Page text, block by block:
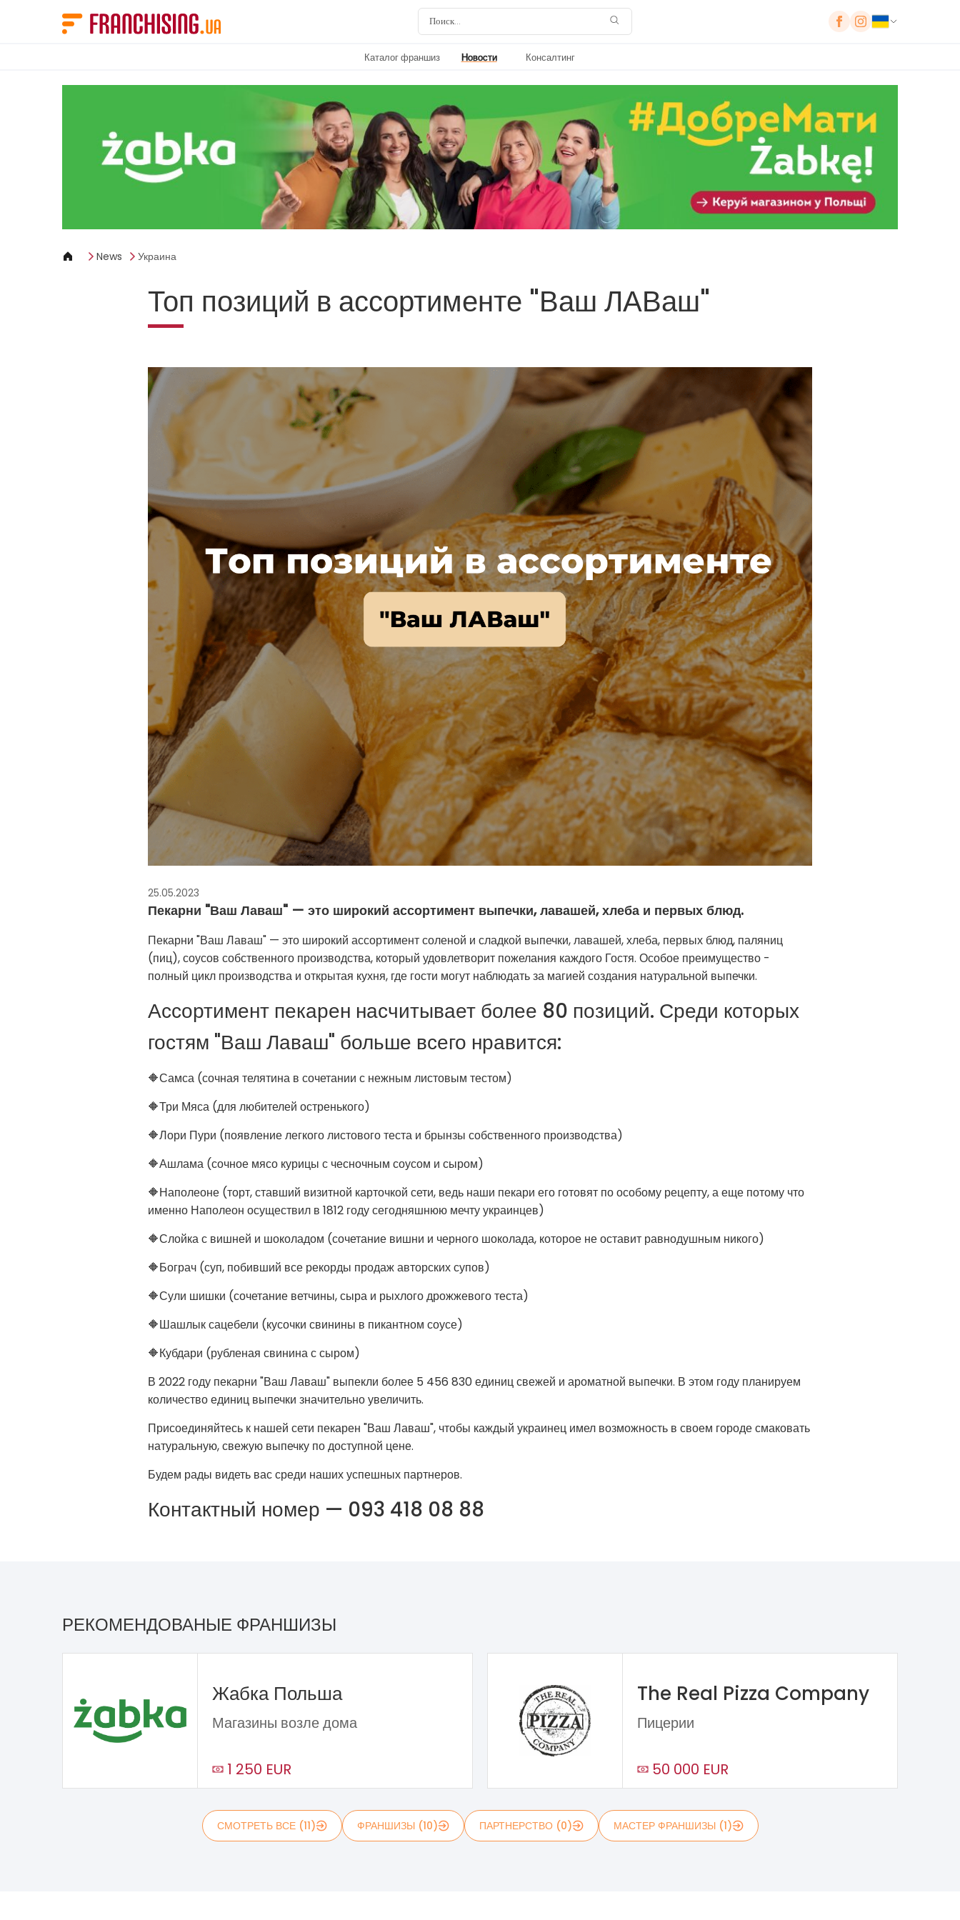
Каталог франшиз Новости Консалтинг
News Украина
Топ позиций в ассортименте "Ваш ЛАВаш"
25.05.2023
Пекарни "Ваш Лаваш" — это широкий ассортимент выпечки, лавашей, хлеба и первых блюд.
Пекарни "Ваш Лаваш" — это широкий ассортимент соленой и сладкой выпечки, лавашей, хлеба, первых блюд, паляниц
(пиц), соусов собственного производства, который удовлетворит пожелания каждого Гостя. Особое преимущество -
полный цикл производства и открытая кухня, где гости могут наблюдать за магией создания натуральной выпечки.
Ассортимент пекарен насчитывает более 80 позиций. Среди которых
гостям "Ваш Лаваш" больше всего нравится:
🔶Самса (сочная телятина в сочетании с нежным листовым тестом)
🔶Три Мяса (для любителей остренького)
🔶Лори Пури (появление легкого листового теста и брынзы собственного производства)
🔶Ашлама (сочное мясо курицы с чесночным соусом и сыром)
🔶Наполеоне (торт, ставший визитной карточкой сети, ведь наши пекари его готовят по особому рецепту, а еще потому что
именно Наполеон осуществил в 1812 году сегодняшнюю мечту украинцев)
🔶Слойка с вишней и шоколадом (сочетание вишни и черного шоколада, которое не оставит равнодушным никого)
🔶Бограч (суп, побивший все рекорды продаж авторских супов)
🔶Сули шишки (сочетание ветчины, сыра и рыхлого дрожжевого теста)
🔶Шашлык сацебели (кусочки свинины в пикантном соусе)
🔶Кубдари (рубленая свинина с сыром)
В 2022 году пекарни "Ваш Лаваш" выпекли более 5 456 830 единиц свежей и ароматной выпечки. В этом году планируем
количество единиц выпечки значительно увеличить.
Присоединяйтесь к нашей сети пекарен "Ваш Лаваш", чтобы каждый украинец имел возможность в своем городе смаковать
натуральную, свежую выпечку по доступной цене.
Будем рады видеть вас среди наших успешных партнеров.
Контактный номер — 093 418 08 88
РЕКОМЕНДОВАНЫЕ ФРАНШИЗЫ
Жабка Польша
Магазины возле дома
1 250 EUR
The Real Pizza Company
Пицерии
50 000 EUR
СМОТРЕТЬ ВСЕ (11) ФРАНШИЗЫ (10) ПАРТНЕРСТВО (0) МАСТЕР ФРАНШИЗЫ (1)